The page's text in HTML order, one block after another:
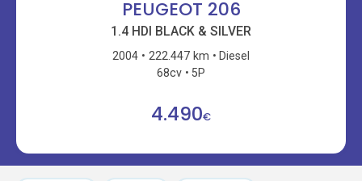
PEUGEOT 206
1.4 HDI BLACK & SILVER
2004 222.447 km
Diesel
68cv
5P
4.490€